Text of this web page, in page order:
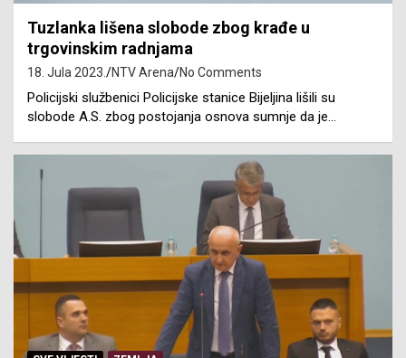
Tuzlanka lišena slobode zbog krađe u
trgovinskim radnjama
18. Jula 2023. NTV Arena No Comments
Policijski službenici Policijske stanice Bijeljina lišili su
slobode A.S. zbog postojanja osnova sumnje da je…